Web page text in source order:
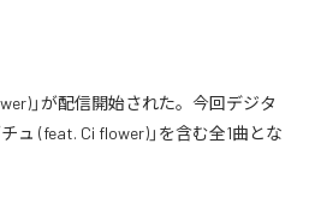
」が配信開始された。今回デジタ
ュ (feat. Ci flower)」を含む全1曲とな